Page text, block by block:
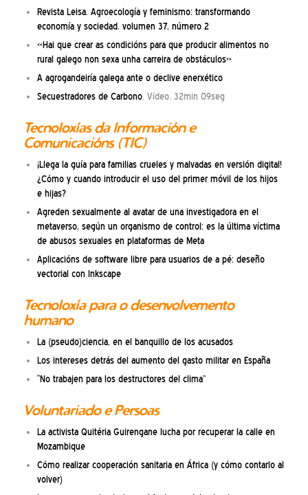
Revista Leisa. Agroecología y feminismo: transformando
economía y sociedad. volumen 37, número 2
«Hai que crear as condicións para que producir alimentos no
rural galego non sexa unha carreira de obstáculos»
A agrogandeiría galega ante o declive enerxético
Secuestradores de Carbono. Vídeo. 32min 09seg
Tecnoloxías da Información e
Comunicacións (TIC)
¡Llega la guía para familias crueles y malvadas en versión digital!
¿Cómo y cuando introducir el uso del primer móvil de los hijos
e hijas?
Agreden sexualmente al avatar de una investigadora en el
metaverso, según un organismo de control: es la última víctima
de abusos sexuales en plataformas de Meta
Aplicacións de software libre para usuarios de a pé: deseño
vectorial con Inkscape
Tecnoloxía para o desenvolvemento
humano
La (pseudo)ciencia, en el banquillo de los acusados
Los intereses detrás del aumento del gasto militar en España
“No trabajen para los destructores del clima”
Voluntariado e Persoas
La activista Quitéria Guirengane lucha por recuperar la calle en
Mozambique
Cómo realizar cooperación sanitaria en África (y cómo contarlo al
volver)